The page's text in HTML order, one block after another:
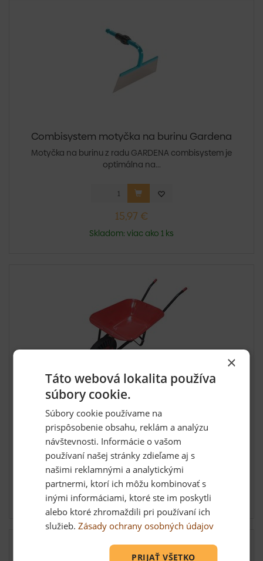
Combisystem motyčka na burinu Gardena
Motyčka na burinu z radu GARDENA combisystem je
optimálna na...
15,97 €
Skladom: viac ako 1 ks
Fúrik, ťahaná korba, koleso bantam, 60 l
Praktický pomocník na stavbe aj v záhrade – ideálny na
prepr...
57,30 €
Skladom: posledných 4 ks
×
Táto webová lokalita používa
súbory cookie.
Súbory cookie používame na
prispôsobenie obsahu, reklám a analýzu
návštevnosti. Informácie o vašom
používaní našej stránky zdieľame aj s
našimi reklamnými a analytickými
partnermi, ktorí ich môžu kombinovať s
inými informáciami, ktoré ste im poskytli
alebo ktoré zhromaždili pri používaní ich
služieb.Zásady ochrany osobných údajov
PRIJAŤ VŠETKO